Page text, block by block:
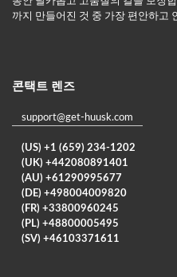
까지 만들어진 것 중 가장 편안하고
콘택트 렌즈
support@get-huusk.com
(US) +1 (659) 234-1202
(UK) +442080891401
(AU) +61290995677
(DE) +498004009820
(FR) +33800960245
(PL) +48800005495
(SV) +46103371611